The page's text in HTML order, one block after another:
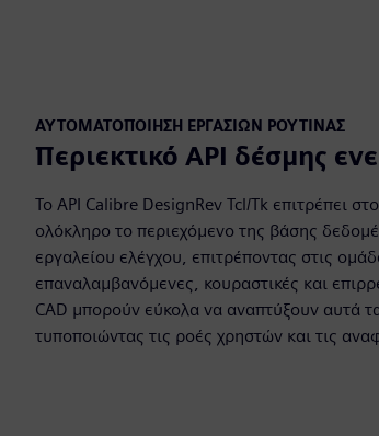
ΑΥΤΟΜΑΤΟΠΟΊΗΣΗ ΕΡΓΑΣΙΏΝ ΡΟΥΤΊΝΑΣ
Περιεκτικό API δέσμης
Το API Calibre DesignRev Tcl/Tk επιτρέπει
ολόκληρο το περιεχόμενο της βάσης
εργαλείου ελέγχου, επιτρέποντας στις
επαναλαμβανόμενες, κουραστικές και
CAD μπορούν εύκολα να αναπτύξουν αυτά
τυποποιώντας τις ροές χρηστών και τις